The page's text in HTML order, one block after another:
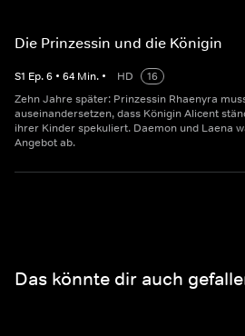
Die Prinzessin und die Königin
S1 Ep.6 • 64 Min. • HD
16
Zehn Jahre später: Prinzessin Rhaenyra
auseinandersetzen, dass Königin Alicent
ihrer Kinder spekuliert. Daemon und Laena
Angebot ab.
Das könnte dir auch